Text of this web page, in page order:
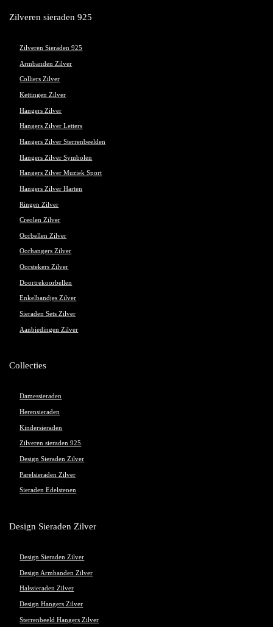
Zilveren sieraden 925
Zilveren Sieraden 925
Armbanden Zilver
Colliers Zilver
Kettingen Zilver
Hangers Zilver
Hangers Zilver Letters
Hangers Zilver Sterrenbeelden
Hangers Zilver Symbolen
Hangers Zilver Muziek Sport
Hangers Zilver Harten
Ringen Zilver
Creolen Zilver
Oorbellen Zilver
Oorhangers Zilver
Oorstekers Zilver
Doortrekoorbellen
Enkelbandjes Zilver
Sieraden Sets Zilver
Aanbiedingen Zilver
Collecties
Damessieraden
Herensieraden
Kindersieraden
Zilveren sieraden 925
Design Sieraden Zilver
Parelsieraden Zilver
Sieraden Edelstenen
Design Sieraden Zilver
Design Sieraden Zilver
Design Armbanden Zilver
Halssieraden Zilver
Design Hangers Zilver
Sterrenbeeld Hangers Zilver